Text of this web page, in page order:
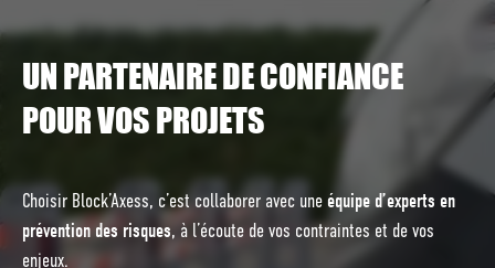
UN PARTENAIRE DE CONFIANCE
POUR VOS PROJETS
Choisir Block’Axess, c’est collaborer avec une équipe d’experts en
prévention des risques, à l’écoute de vos contraintes et de vos
enjeux.